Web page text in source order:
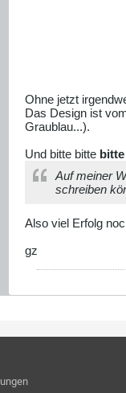
Ohne jetzt
Das Design ist
Graublau...).
Und bitte bitte bitte
Auf meiner
schreiben
Also viel Erfolg
gz